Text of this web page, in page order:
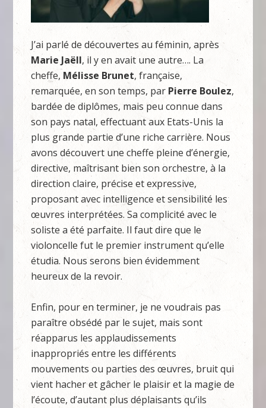
J’ai parlé de découvertes au féminin, après
Marie Jaëll, il y en avait une autre…. La
cheffe, Mélisse Brunet, française,
remarquée, en son temps, par Pierre Boulez,
bardée de diplômes, mais peu connue dans
son pays natal, effectuant aux Etats-Unis la
plus grande partie d’une riche carrière. Nous
avons découvert une cheffe pleine d’énergie,
directive, maîtrisant bien son orchestre, à la
direction claire, précise et expressive,
proposant avec intelligence et sensibilité les
œuvres interprétées. Sa complicité avec le
soliste a été parfaite. Il faut dire que le
violoncelle fut le premier instrument qu’elle
étudia. Nous serons bien évidemment
heureux de la revoir.
Enfin, pour en terminer, je ne voudrais pas
paraître obsédé par le sujet, mais sont
réapparus les applaudissements
inappropriés entre les différents
mouvements ou parties des œuvres, bruit qui
vient hacher et gâcher le plaisir et la magie de
l’écoute, d’autant plus déplaisants qu’ils